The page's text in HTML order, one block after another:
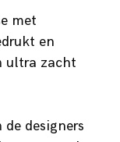
met
en
ultra zacht
designers